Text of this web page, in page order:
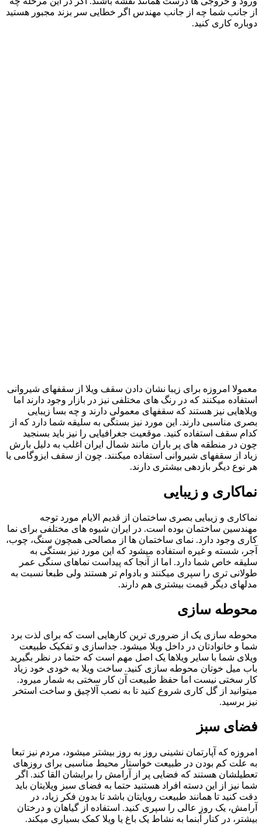
از جانب شما چه از جانب مهندس اگر خطایی سر بزند مجبور هستید
دوباره کاری کنید.
معمولا امروزه برای زیبا نشان دادن سقف ویلا از سقفهای شیروانی
استفاده میکنند که در رنگ های مختلفی نیز در بازار وجود دارند اما
ویلاهایی نیز هستند که سقفهای معمولی دارند و چه بسا زیبایی
بصری مناسبی دارند. این مورد نیز بستگی به سلیقه شما دارد که از
کدام سقف استفاده کنید. موقعیت جغرافیایی را نیز باید بسنجید
چون در منطقه های پر باران مانند شمال ایران اغلب به دلیل بارش
زیاد از سقفهای شیروانی استفاده میکنند. چون از سقف ایزوگامی یا
هر نوع دیگر بازدهی بیشتری دارند.
نماکاری و زیبایی
نماکاری و زیبایی بصری ساختمان از قدیم الایام مورد توجه
مهندسین ساختمان بوده است. در ایران شیوه های مختلفی برای نما
کاری وجود دارد. نمای ساختمان ها از مصالحی همچون سنگ، چوب،
آجر، شسته و غیره استفاده میشود که این مورد نیز بستگی به
سلیقه خاص شما دارد. اما از آنجا که پیداست نماهای سنگی عمر
طولانی تری را سپری میکنند و بادوام تر هستند ولی طبعا نسبت به
مدلهای دیگر قیمت بیشتری هم دارند.
محوطه سازی
محوطه سازی یک از ضروری ترین کارهایی است که برای لذت برد
شما و خانوادتان در داخل ویلا میشود. جداسازی و تفکیک طبیعت
ویلای شما با سایر ویلاها یک اصل مهم است که حتما در نظر بگیرید
باب میل خوتان محوطه سازی کنید. ساخت ویلا به خودی خود زیاد
کار سختی نیست اما حفظ طبیعت آن کار سختی به شمار میرود.
میتوانید از گل کاری شروع کنید تا به نصب آلاچیق و ساخت استخر
نیز برسید.
فضای سبز
امروزه که آپارتمان نشینی روز به روز بیشتر میشود، مردم نیز تبعا
به علت کم بودن در طبیعت خواستار محیط مناسبی برای روزهای
تعطیلشان هستند که فضایی پر از آرامش را برایشان القا کند. اگر
شما نیز از این دسته افراد هستنید حتما به فضای سبز ویلایتان باید
دقت کنید تا همانند طبیعت رویایتان باشد تا بدون فکر زیاد، در
آرامش، یک روز عالی را سپری کنید. استفاده از گیاهان و درختان
بیشتر، در کنار آبنما به نشاط یک باغ یا ویلا کمک بسیاری میکند.